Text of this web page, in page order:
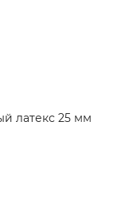
латекс 25 мм